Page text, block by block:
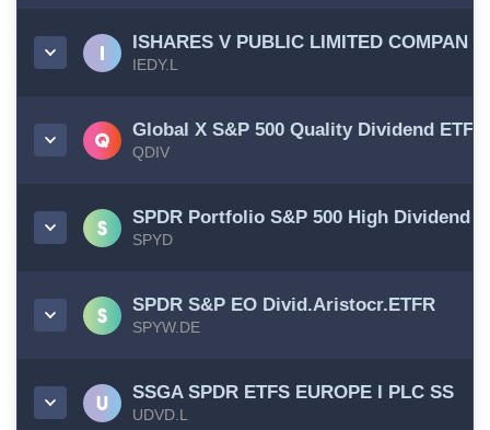
ISHARES V PUBLIC LIMITED COMPAN
IEDY.L
Global X S&P 500 Quality Dividend ETF
QDIV
SPDR Portfolio S&P 500 High Dividend
SPYD
SPDR S&P EO Divid.Aristocr.ETFR
SPYW.DE
SSGA SPDR ETFS EUROPE I PLC SS
UDVD.L